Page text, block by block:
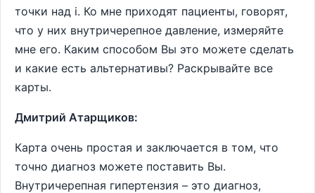
точки над i. Ко мне приходят пациенты, говорят,
что у них внутричерепное давление, измеряйте
мне его. Каким способом Вы это можете сделать
и какие есть альтернативы? Раскрывайте все
карты.
Дмитрий Атарщиков:
Карта очень простая и заключается в том, что
точно диагноз можете поставить Вы.
Внутричерепная гипертензия – это диагноз,